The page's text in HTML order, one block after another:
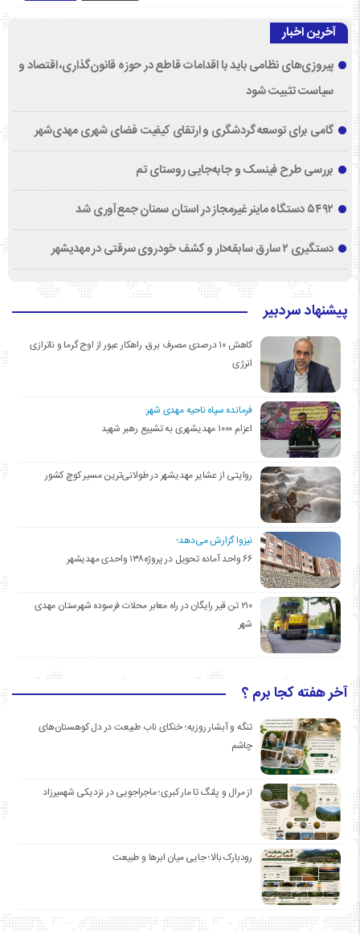
آخرین اخبار
پیروزی‌های نظامی باید با اقدامات قاطع در حوزه قانون‌گذاری، اقتصاد و
سیاست تثبیت شود
گامی برای توسعه گردشگری و ارتقای کیفیت فضای شهری مهدی‌شهر
بررسی طرح فینسک و جابه‌جایی روستای تم
۵۴۹۲ دستگاه ماینر غیرمجاز در استان سمنان جمع‌آوری شد
دستگیری ۲ سارق سابقه‌دار و کشف خودروی سرقتی در مهدیشهر
پیشنهاد سردبیر
کاهش ۱۰ درصدی مصرف برق، راهکار عبور از اوج گرما و ناترازی
انرژی
فرمانده سپاه ناحیه مهدی شهر:
اعزام ۱۰۰۰ مهدیشهری به تشییع رهبر شهید
روایتی از عشایر مهدیشهر در طولانی‌ترین مسیر کوچ کشور
نیزوا گزارش می‌دهد؛
۶۶ واحد آماده تحویل در پروژه۱۳۸ واحدی مهدیشهر
۲۱۰ تن قیر رایگان در راه معابر محلات فرسوده شهرستان مهدی
شهر
آخر هفته کجا برم ؟
تنگه و آبشار روزیه؛ خنکای ناب طبیعت در دل کوهستان‌های
چاشم
از مرال و پلنگ تا مار کبری؛ ماجراجویی در نزدیکی شهمیرزاد
رودبارک بالا؛ جایی میان ابرها و طبیعت